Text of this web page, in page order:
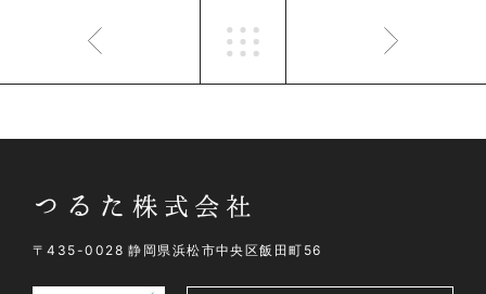
〒435-0028 静岡県浜松市中央区飯田町56